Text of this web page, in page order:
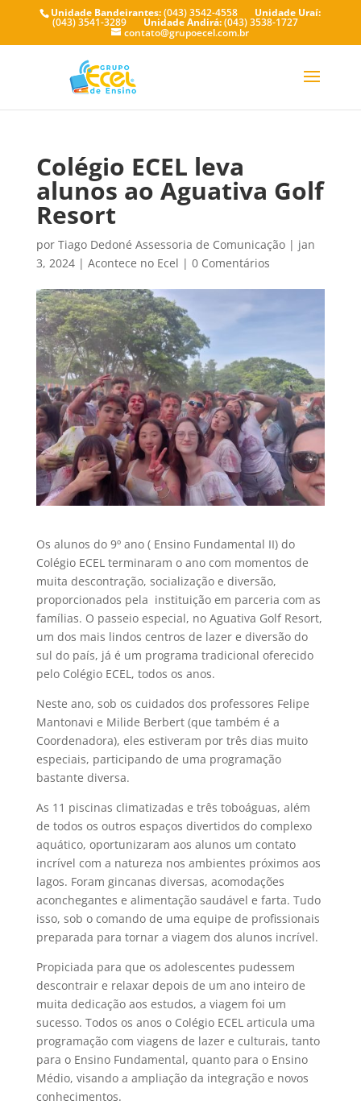
Unidade Bandeirantes:(043) 3542-4558 Unidade Uraí:
(043) 3541-3289 Unidade Andirá:(043) 3538-1727
contato@grupoecel.com.br
Colégio ECEL leva
alunos ao Aguativa Golf
Resort
por Tiago Dedoné Assessoria de Comunicação| jan
3, 2024| Acontece no Ecel | 0 Comentários
Os alunos do 9º ano ( Ensino Fundamental II) do
Colégio ECEL terminaram o ano com momentos de
muita descontração, socialização e diversão,
proporcionados pela instituição em parceria com as
famílias. O passeio especial, no Aguativa Golf Resort,
um dos mais lindos centros de lazer e diversão do
sul do país, já é um programa tradicional oferecido
pelo Colégio ECEL, todos os anos.
Neste ano, sob os cuidados dos professores Felipe
Mantonavi e Milide Berbert (que também é a
Coordenadora), eles estiveram por três dias muito
especiais, participando de uma programação
bastante diversa.
As 11 piscinas climatizadas e três toboáguas, além
de todos os outros espaços divertidos do complexo
aquático, oportunizaram aos alunos um contato
incrível com a natureza nos ambientes próximos aos
lagos. Foram gincanas diversas, acomodações
aconchegantes e alimentação saudável e farta. Tudo
isso, sob o comando de uma equipe de profissionais
preparada para tornar a viagem dos alunos incrível.
Propiciada para que os adolescentes pudessem
descontrair e relaxar depois de um ano inteiro de
muita dedicação aos estudos, a viagem foi um
sucesso. Todos os anos o Colégio ECEL articula uma
programação com viagens de lazer e culturais, tanto
para o Ensino Fundamental, quanto para o Ensino
Médio, visando a ampliação da integração e novos
conhecimentos.